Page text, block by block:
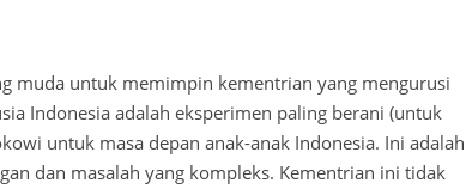
muda untuk memimpin kementrian yang mengurusi
Indonesia adalah eksperimen paling berani (untuk
untuk masa depan anak-anak Indonesia. Ini adalah
dan masalah yang kompleks. Kementrian ini tidak